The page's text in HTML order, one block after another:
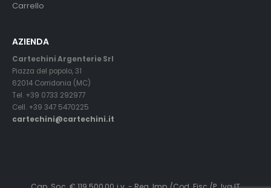
Carrello
AZIENDA
Cartechini Argenterie Srl
Piazza del popolo, 31
62014 Corridonia (MC)
Tel. +39 0733 292977
Cell. +39 347 5470225
cartechini@cartechini.it